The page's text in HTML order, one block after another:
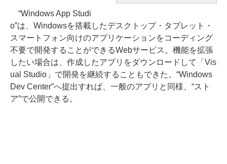
“Windows App Studi
o”は、Windowsを搭載したデスクトップ・タブレット・
スマートフォン向けのアプリケーションをコーディング
不要で開発することができるWebサービス。機能を拡張
したい場合は、作成したアプリをダウンロードして「Vis
ual Studio」で開発を継続することもできた。“Windows
Dev Center”へ提出すれば、一般のアプリと同様、“スト
ア”で公開できる。